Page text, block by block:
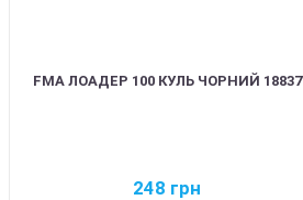
FMA ЛОАДЕР 100 КУЛЬ ЧОРНИЙ 18837
248 грн